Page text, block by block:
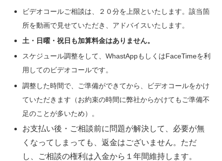
ビデオコールご相談は、２０分を上限といたします。該当箇
所を動画で見せていただき、アドバイスいたします。
土・日曜・祝日も加算料金はありません。
スケジュール調整をして、WhastAppもしくはFaceTimeを利
用してのビデオコールです。
調整した時間で、ご準備ができてから、ビデオコールをかけ
ていただきます（お約束の時間に弊社からかけてもご準備不
足のことが多いため）。
お支払い後・ご相談前に問題が解決して、必要が無
くなってしまっても、返金はございません。ただ
し、ご相談の権利は入金から１年間維持します。